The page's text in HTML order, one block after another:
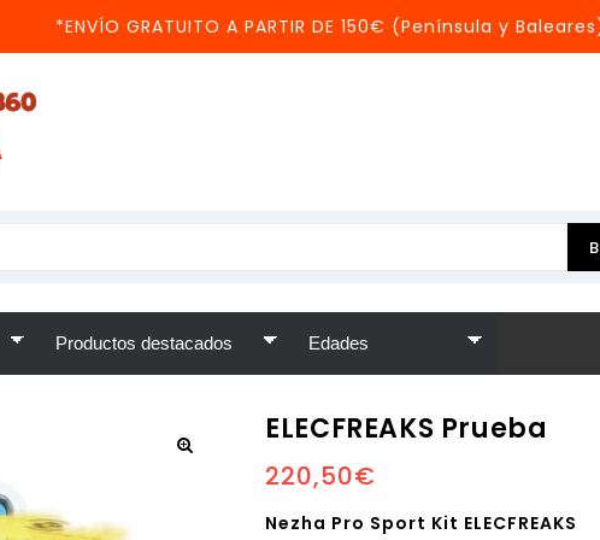
*ENVÍO GRATUITO A PARTIR DE 150€ (Península y
ELECFREAKS Prueba
220,50€
Nezha Pro Sport Kit ELECFREAKS